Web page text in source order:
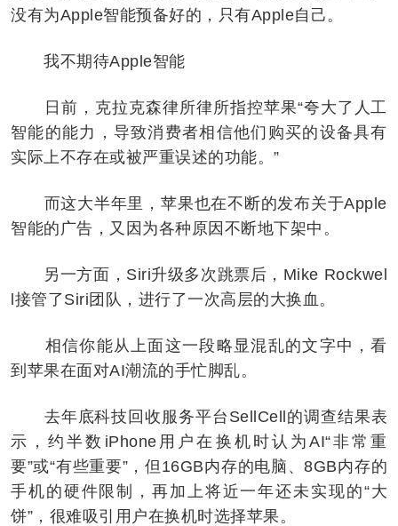
没有为Apple智能预备好的，只有Apple自己。
我不期待Apple智能
日前，克拉克森律所律所指控苹果“夸大了人工
智能的能力，导致消费者相信他们购买的设备具有
实际上不存在或被严重误述的功能。”
而这大半年里，苹果也在不断的发布关于Apple
智能的广告，又因为各种原因不断地下架中。
另一方面，Siri升级多次跳票后，Mike Rockwel
l接管了Siri团队，进行了一次高层的大换血。
相信你能从上面这一段略显混乱的文字中，看
到苹果在面对AI潮流的手忙脚乱。
去年底科技回收服务平台SellCell的调查结果表
示，约半数iPhone用户在换机时认为AI“非常重
要”或“有些重要”，但16GB内存的电脑、8GB内存的
手机的硬件限制，再加上将近一年还未实现的“大
饼”，很难吸引用户在换机时选择苹果。